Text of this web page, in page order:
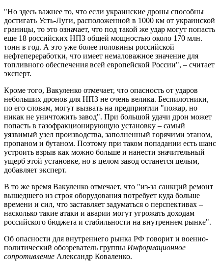
"Но здесь важнее то, что если украинские дроны способны
достигать Усть-Луги, расположенной в 1000 км от украинской
границы, то это означает, что под такой же удар могут попасть
еще 18 российских НПЗ общей мощностью около 170 млн.
тонн в год. А это уже более половины российской
нефтепереработки, что имеет немаловажное значение для
топливного обеспечения всей европейской России", – считает
эксперт.
Кроме того, Вакуленко отмечает, что опасность от ударов
небольших дронов для НПЗ не очень велика. Беспилотники,
по его словам, могут вызвать на предприятии "пожар, но
никак не уничтожить завод". При большой удачи дрон может
попасть в газофракционирующую установку – самый
уязвимый узел производства, заполненный горячими этаном,
пропаном и бутаном. Поэтому при таком попадании есть шанс
устроить взрыв как можно больше и нанести значительный
ущерб этой установке, но в целом завод останется целым,
добавляет эксперт.
В то же время Вакуленко отмечает, что "из-за санкций ремонт
вышедшего из строя оборудования потребует куда больше
времени и сил, что заставляет задуматься о перспективах –
насколько такие атаки и аварии могут угрожать доходам
российского бюджета и стабильности на внутреннем рынке".
Об опасности для внутреннего рынка РФ говорит и военно-
политический обозреватель группы Информационное
сопротивление Александр Коваленко.